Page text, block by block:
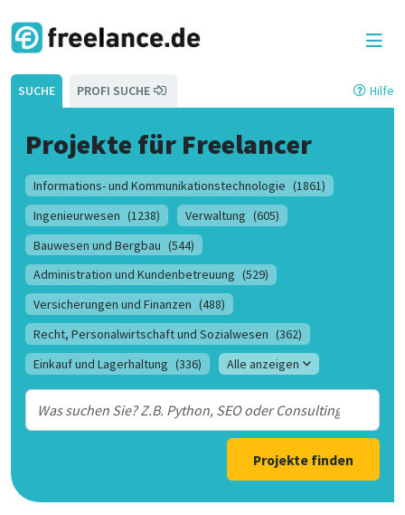
SUCHE PROFI SUCHE Hilfe
Projekte für Freelancer
Informations- und Kommunikationstechnologie (1861)
Ingenieurwesen (1238) Verwaltung (605)
Bauwesen und Bergbau (544)
Administration und Kundenbetreuung (529)
Versicherungen und Finanzen (488)
Recht, Personalwirtschaft und Sozialwesen (362)
Einkauf und Lagerhaltung (336) Alle anzeigen
Projekte finden